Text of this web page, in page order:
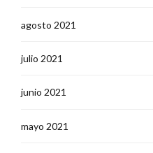
agosto 2021
julio 2021
junio 2021
mayo 2021